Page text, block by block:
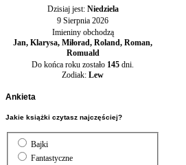
Dzisiaj jest: Niedziela
9 Sierpnia 2026
Imieniny obchodzą
Jan, Klarysa, Miłorad, Roland, Roman,
Romuald
Do końca roku zostało 145 dni.
Zodiak: Lew
Ankieta
Jakie książki czytasz najczęściej?
Bajki
Fantastyczne